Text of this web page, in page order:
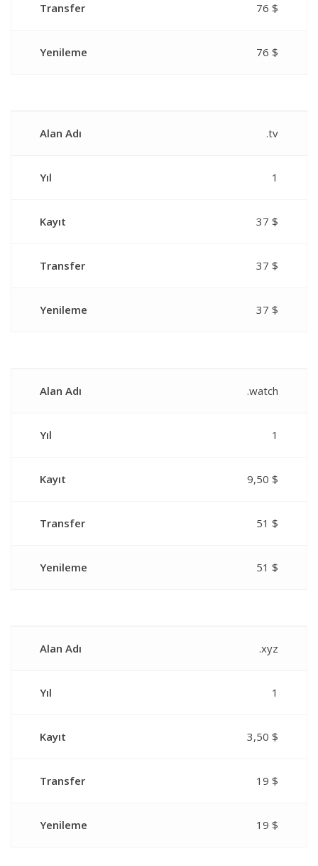
Transfer 76 $
Yenileme 76 $
Alan Adı .tv
Yıl 1
Kayıt 37 $
Transfer 37 $
Yenileme 37 $
Alan Adı .watch
Yıl 1
Kayıt 9,50 $
Transfer 51 $
Yenileme 51 $
Alan Adı .xyz
Yıl 1
Kayıt 3,50 $
Transfer 19 $
Yenileme 19 $